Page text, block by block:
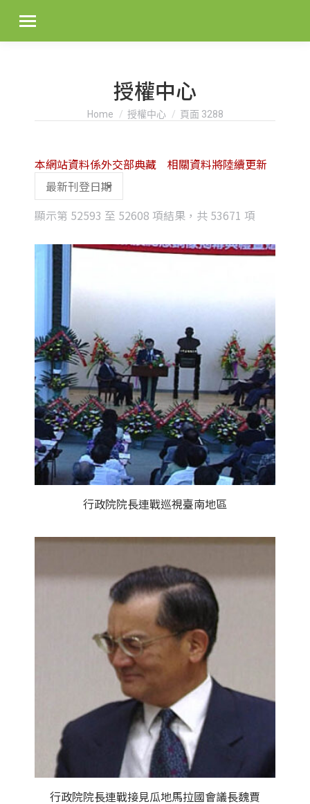
授權中心
You are here:
Home 授權中心 頁面 3288
顯示第 52593 至 52608 項結果，共 53671 項
latest
本網站資料係外交部典藏 相關資料將陸續更新
行政院院長連戰巡視臺南地區
行政院院長連戰接見瓜地馬拉國會議長魏賈